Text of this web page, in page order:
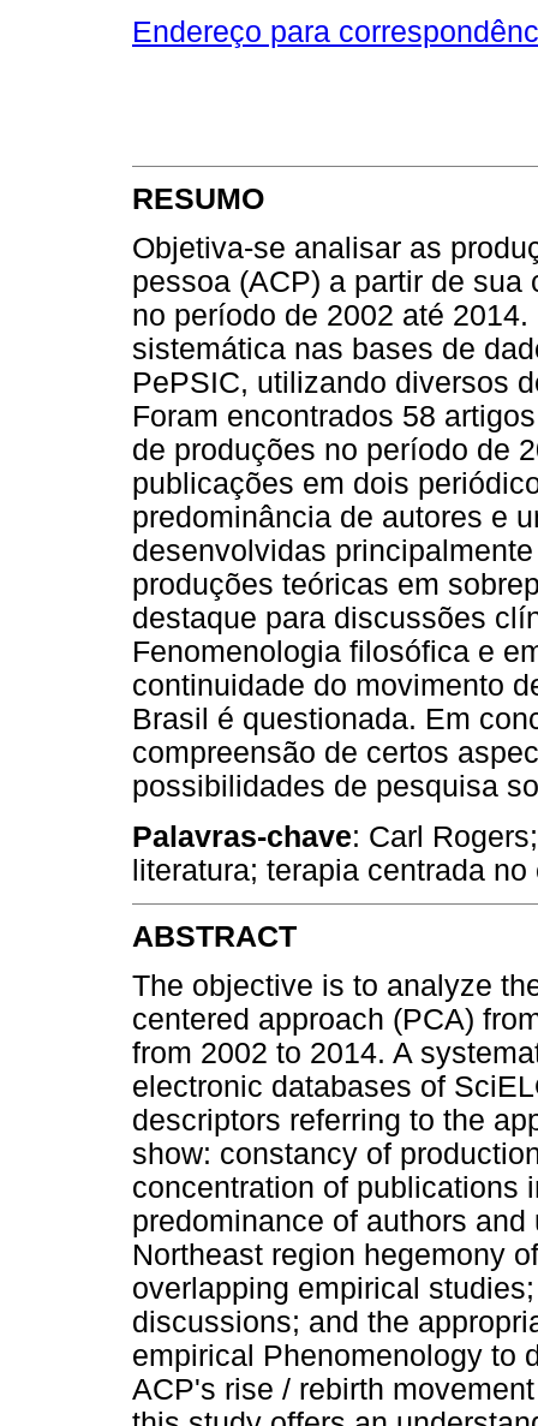
Endereço para
RESUMO
Objetiva-se analisar as
pessoa (ACP) a partir de
no período de 2002 até
sistemática nas bases de
PePSIC, utilizando diversos
Foram encontrados 58
de produções no período de
publicações em dois
predominância de autores e
desenvolvidas
produções teóricas em
destaque para discussões
Fenomenologia filosófica e
continuidade do movimento
Brasil é questionada. Em
compreensão de certos
possibilidades de pesquisa
Palavras-chave: Carl
literatura; terapia centrada no
ABSTRACT
The objective is to analyze
centered approach (PCA)
from 2002 to 2014. A
electronic databases of
descriptors referring to the
show: constancy of
concentration of publications
predominance of authors
Northeast region hegemony
overlapping empirical
discussions; and the
empirical Phenomenology to
ACP's rise / rebirth